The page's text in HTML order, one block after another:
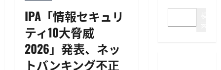
IPA「情報セキュリ
ティ10大脅威
2026」発表、ネッ
トバンキング不正